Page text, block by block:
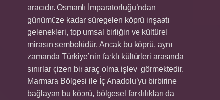
aracıdır. Osmanlı İmparatorluğu’ndan
günümüze kadar süregelen köprü inşaatı
gelenekleri, toplumsal birliğin ve kültürel
mirasın sembolüdür. Ancak bu köprü, aynı
zamanda Türkiye’nin farklı kültürleri arasında
sınırlar çizen bir araç olma işlevi görmektedir.
Marmara Bölgesi ile İç Anadolu’yu birbirine
bağlayan bu köprü, bölgesel farklılıkları da